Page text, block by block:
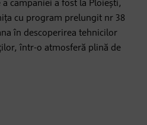
campaniei a fost la Ploiești,
cu program prelungit nr 38
în descoperirea tehnicilor
într-o atmosferă plină de